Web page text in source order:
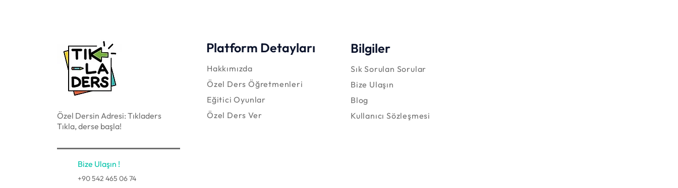
Özel Dersin Adresi: Tıkladers
Tıkla, derse başla!
Bize Ulaşın !
+90 542 465 06 74
Platform Detayları
Hakkımızda
Özel Ders Öğretmenleri
Eğitici Oyunlar
Özel Ders Ver
Bilgiler
Sık Sorulan Sorular
Bize Ulaşın
Blog
Kullanıcı Sözleşmesi